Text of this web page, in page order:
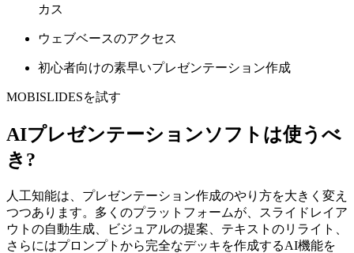
カス
ウェブベースのアクセス
初心者向けの素早いプレゼンテーション作成
MOBISLIDESを試す
AIプレゼンテーションソフトは使うべ
き?
人工知能は、プレゼンテーション作成のやり方を大きく変え
つつあります。多くのプラットフォームが、スライドレイア
ウトの自動生成、ビジュアルの提案、テキストのリライト、
さらにはプロンプトから完全なデッキを作成するAI機能を